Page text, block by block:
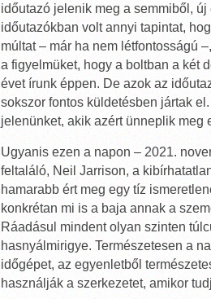
időutazó jelenik meg a semmiből,
időutazókban volt annyi tapintat,
múltat – már ha nem létfontosságú
a figyelmüket, hogy a boltban a két
évet írunk éppen. De azok az
sokszor fontos küldetésben jártak
jelenünket, akik azért ünneplik meg
Ugyanis ezen a napon – 2021.
feltaláló, Neil Jarrison, a
hamarabb ért meg egy tíz
konkrétan mi is a baja annak a
Ráadásul mindent olyan szinten
hasnyálmirigye. Természetesen a
időgépet, az egyenletből
használják a szerkezetet, amikor